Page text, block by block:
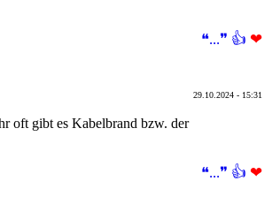
❝...❞ 👍 ❤
29.10.2024 - 15:31
oft gibt es Kabelbrand bzw. der
❝...❞ 👍 ❤